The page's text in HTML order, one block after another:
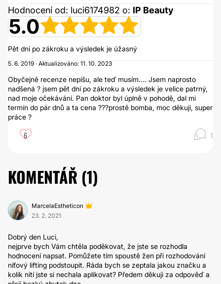
Hodnocení od: luci6174982 o: IP Beauty
5.0
Pět dní po zákroku a výsledek je úžasný
5. 6. 2019 · Aktualizováno: 11. 10. 2023
Obyčejně recenze nepíšu, ale teď musím.... Jsem naprosto
nadšená ? jsem pět dní po zákroku a výsledek je velice patrný,
nad moje očekávání. Pan doktor byl úplně v pohodě, dal mi
termín do pár dnů a ta cena ???prostě bomba, moc děkuji, super
práce ?
6 1
KOMENTÁŘ (1)
MarcelaEstheticon
23. 2. 2021
Dobrý den Luci,
nejprve bych Vám chtěla poděkovat, že jste se rozhodla
hodnocení napsat. Pomůžete tím spoustě žen při rozhodování
níťový lifting podstoupit. Ráda bych se zeptala jakou značku a
kolik nití jste si nechala aplikovat? Předem děkuji za odpověď a